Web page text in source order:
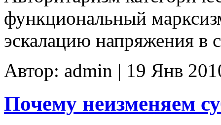
функциональный
эскалацию напряжения в
Автор: admin | 19 Янв
Почему неизменяем